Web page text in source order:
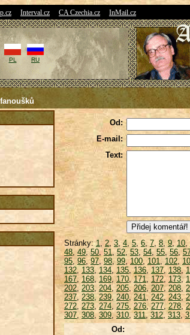
Interval.cz CA Czechia.cz InMail.cz
PL RU
Od:
E-mail:
Text:
Stránky:1, 2,3,4, 5, 6, 7, 8, 9, 10,
48, 49, 50, 51,52, 53, 54,55, 56,
95, 96,97, 98, 99,100, 101, 102,
132, 133, 134, 135,136, 137, 138,
167, 168, 169, 170,171, 172,173,
202, 203,204, 205, 206,207,208,
237, 238,239, 240, 241, 242, 243,
272, 273,274, 275,276,277, 278,
307, 308, 309, 310,311,312,313,
Od: